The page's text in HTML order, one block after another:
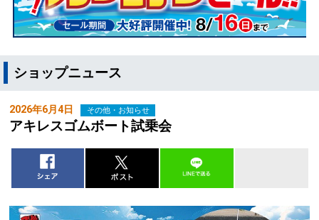
ショップニュース
2026年6月4日 その他・お知らせ
アキレスゴムボート試乗会